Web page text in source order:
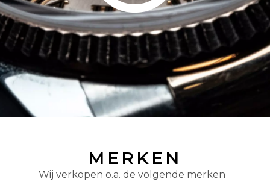
MERKEN
Wij verkopen o.a. de volgende merken